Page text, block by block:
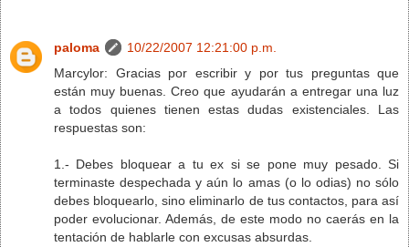
paloma
10/22/2007 12:21:00 p.m.
Marcylor: Gracias por escribir y por tus preguntas que
están muy buenas. Creo que ayudarán a entregar una luz
a todos quienes tienen estas dudas existenciales. Las
respuestas son:
1.- Debes bloquear a tu ex si se pone muy pesado. Si
terminaste despechada y aún lo amas (o lo odias) no sólo
debes bloquearlo, sino eliminarlo de tus contactos, para así
poder evolucionar. Además, de este modo no caerás en la
tentación de hablarle con excusas absurdas.